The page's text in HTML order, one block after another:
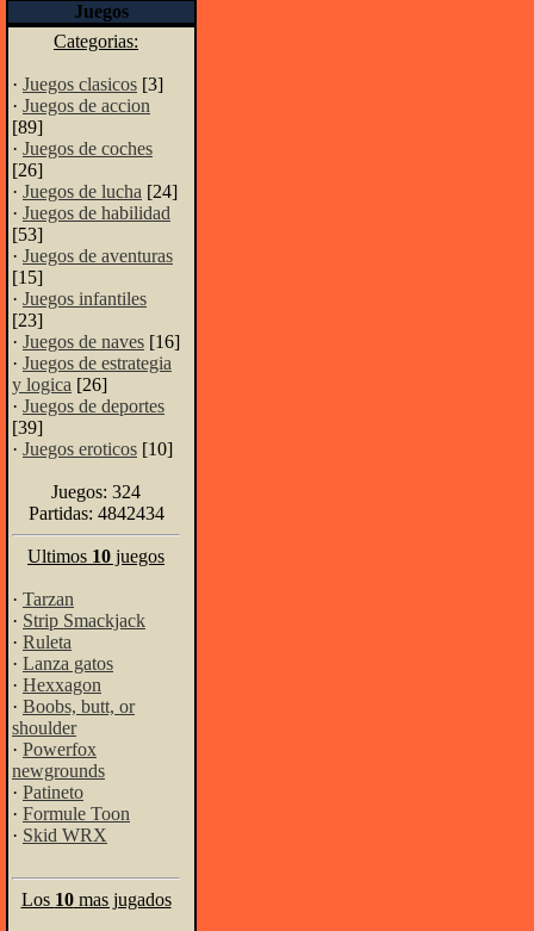
Juegos
Categorias:
· Juegos clasicos [3]
· Juegos de accion
[89]
· Juegos de coches
[26]
· Juegos de lucha [24]
· Juegos de habilidad
[53]
· Juegos de aventuras
[15]
· Juegos infantiles
[23]
· Juegos de naves [16]
· Juegos de estrategia
y logica [26]
· Juegos de deportes
[39]
· Juegos eroticos [10]
Juegos: 324
Partidas: 4842434
Ultimos 10 juegos
· Tarzan
· Strip Smackjack
· Ruleta
· Lanza gatos
· Hexxagon
· Boobs, butt, or
shoulder
· Powerfox
newgrounds
· Patineto
· Formule Toon
· Skid WRX
Los 10mas jugados